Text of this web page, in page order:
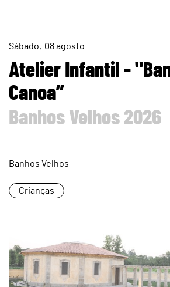
page
08agosto
Sábado
Atelier Infantil -
Canoa”
Banhos Velhos 2026
Banhos Velhos
Crianças